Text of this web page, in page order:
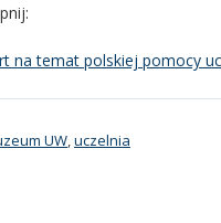
na temat polskiej pomocy
UW,uczelnia